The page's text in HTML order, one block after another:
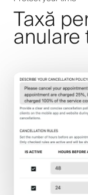
Taxă
anulare